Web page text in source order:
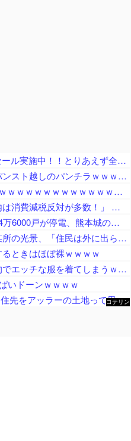
【期間限定】MGS動画が100円セール実施中！！とりあえず全部買うやろｗｗｗｗｗ
【画像】生見愛瑠（めるる）のパンスト越しのパンチラｗｗｗｗｗ
【画像】どすけべJカップボディｗｗｗｗｗｗｗｗｗｗｗｗｗｗｗｗｗｗｗｗｗｗｗｗ
【悲報】マスコミさん「自民党内は消費減税反対が多数！」 → 自民党議員の内部暴露で嘘が完全発覚 → ｗｗｗｗｗｗｗｗｗｗｗｗｗｗ
熊本で最大震度7の地震 およそ4万6000戸が停電、熊本城の石垣が崩れたとの情報 川内・玄海原発に異常なし、通常運転継続中 生放送中だったジャパネットさん、ヘルメット被って地震情報を伝える
洪水から一週間が経った吉林省某所の光景、「住民は外に出られないじゃないか」と目撃者を唖然とさせ……
ときはほぼ裸ｗｗｗｗ
【画像】マギーさん、また刺激的でエッチな服を着てしまうｗｗｗｗｗ
いドーンｗｗｗｗ
【衝撃】Q：ムスリム移民って移住先をアッラーの土地って思ってるの？ → 衝撃の回答がコチラ → ｗｗｗｗｗｗｗｗｗｗｗｗｗｗ
コテリン